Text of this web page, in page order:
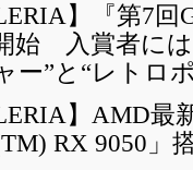
】『第7
始 入賞者に
ー”と“レトロ
】AMD
RX 9050」